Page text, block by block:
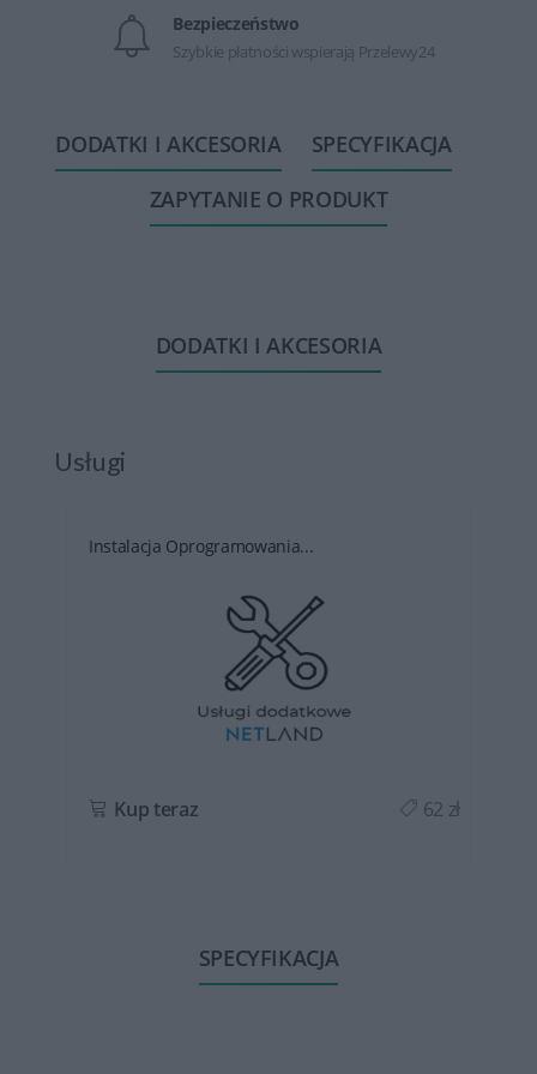
Bezpieczeństwo
Szybkie płatności wspierają Przelewy24
DODATKI I AKCESORIA
SPECYFIKACJA
ZAPYTANIE O PRODUKT
DODATKI I AKCESORIA
Usługi
Instalacja Oprogramowania...
Kup teraz 62 zł
SPECYFIKACJA